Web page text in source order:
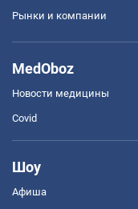
Рынки и компании
MedOboz
Новости медицины
Covid
Шоу
Афиша